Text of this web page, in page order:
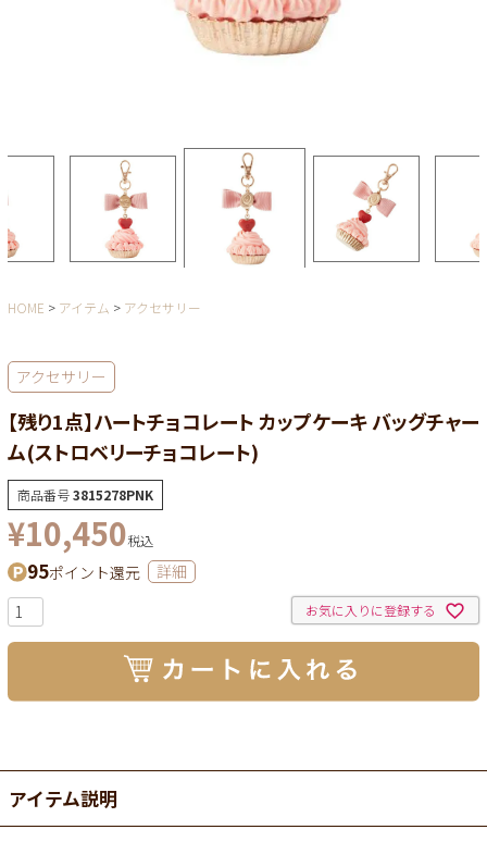
HOME アイテム アクセサリー
アクセサリー
【残り1点】ハートチョコレート カップケーキ バッグチャー
ム(ストロベリーチョコレート)
商品番号3815278PNK
¥10,450税込
95ポイント還元 詳細
お気に入りに登録する
アイテム説明